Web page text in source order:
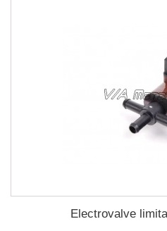
Electrovalve